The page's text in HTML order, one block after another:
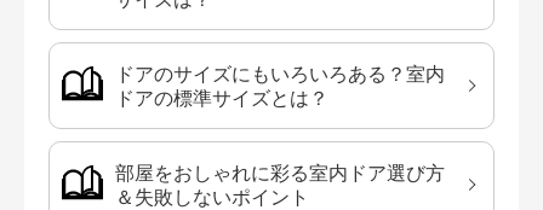
ドアのサイズにもいろいろある？室内
ドアの標準サイズとは？
部屋をおしゃれに彩る室内ドア選び方
＆失敗しないポイント